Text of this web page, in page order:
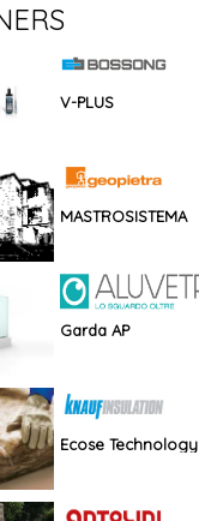
V-PLUS
MASTROSISTEMA
Garda AP
Ecose Technology